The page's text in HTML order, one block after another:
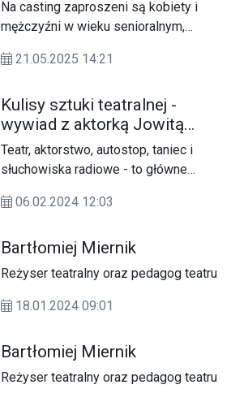
Na casting zaproszeni są kobiety i
mężczyźni w wieku senioralnym,
umiejętności sceniczne, ale przede
w gronie rówieśników.
21.05.2025 14:21
Kulisy sztuki teatralnej -
wywiad z aktorką Jowitą
Stępniak
Teatr, aktorstwo, autostop, taniec i
słuchowiska radiowe - to główne
która opowiedziała o swojej
perspektywie doświadczeń
życiowych.
06.02.2024 12:03
Bartłomiej Miernik
Reżyser teatralny oraz pedagog teatru
18.01.2024 09:01
Bartłomiej Miernik
Reżyser teatralny oraz pedagog teatru